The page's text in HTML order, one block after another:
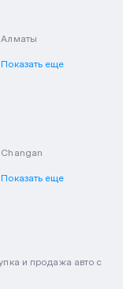
Алматы
Показать еще
Changan
Показать еще
и продажа авто с